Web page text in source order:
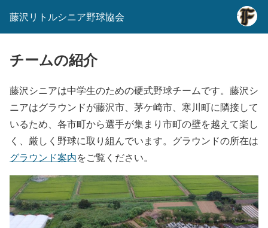
藤沢リトルシニア野球協会
チームの紹介
藤沢シニアは中学生のための硬式野球チームです。藤沢シ
ニアはグラウンドが藤沢市、茅ケ崎市、寒川町に隣接して
いるため、各市町から選手が集まり市町の壁を越えて楽し
く、厳しく野球に取り組んでいます。グラウンドの所在は
グラウンド案内をご覧ください。